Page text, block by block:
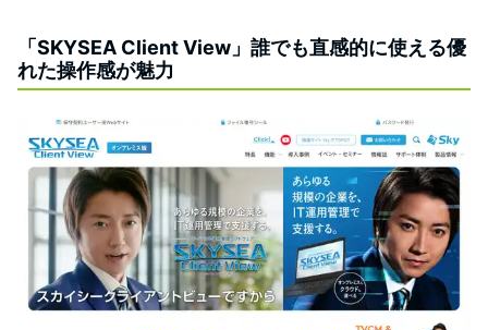
「SKYSEA Client View」誰でも直感的に使える優
れた操作感が魅力